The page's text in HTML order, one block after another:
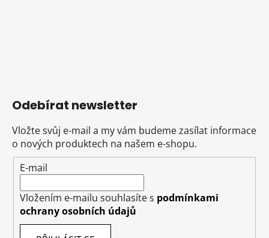
Odebírat newsletter
Vložte svůj e-mail a my vám budeme zasílat informace
o nových produktech na našem e-shopu.
E-mail
Vložením e-mailu souhlasíte s podmínkami
ochrany osobních údajů